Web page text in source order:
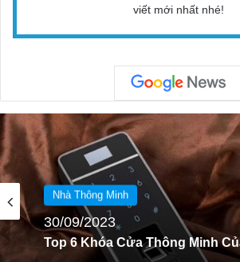
viết mới nhất nhé!
Nhà Thông Minh
30/09/2023
Nhà Thông Minh
01/09/2022
Top 5 Khóa Cửa Thông Minh
Hoàng